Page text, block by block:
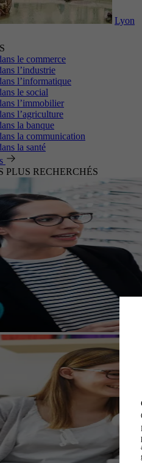
Lyon
le commerce
l’industrie
l’informatique
le social
l’immobilier
l’agriculture
la banque
la communication
la santé
PLUS RECHERCHÉS